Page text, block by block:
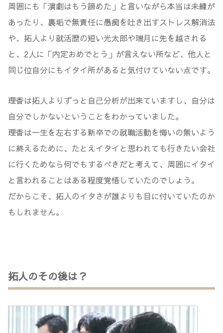
周囲にも「演劇はもう諦めた」と言いながら本当は未練が
あったり、裏垢で無責任に愚痴を吐き出すストレス解消法
や、拓人より就活歴の短い光太郎や瑞月に先を越される
と、2人に「内定おめでとう」が言えない所など、他人と
同じ位自分にもイタイ所があると気付けていない点です。
理香は拓人よりずっと自己分析が出来ていますし、自分は
自分でしかないということをわかっていました。
理香は一生を左右する新卒での就職活動を悔いの無いよう
に終えるために、たとえイタイと思われても行きたい会社
に行くためなら何でもするべきだと考えて、周囲にイタイ
と言われることはある程度覚悟していたのでしょう。
だからこそ、拓人のイタさが誰よりも目に付いていたのか
もしれません。
拓人のその後は？